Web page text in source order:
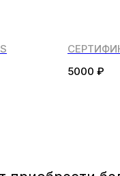
5000 ₽